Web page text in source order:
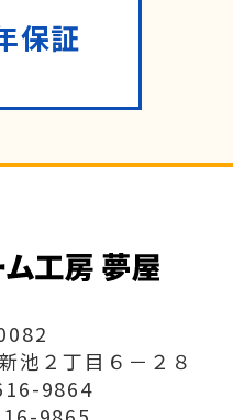
保証
池２丁目６－２８
9864